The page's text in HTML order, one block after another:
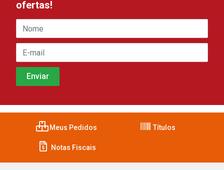
ofertas!
Meus Pedidos Títulos
Notas Fiscais